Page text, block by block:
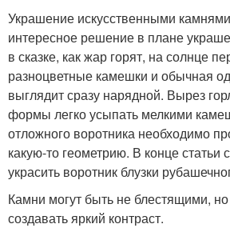
Украшение искусственными
интересное решение в плане
в сказке, как жар горят, на солнце
разноцветные камешки и обычная
выглядит сразу нарядной. Вырез
формы легко усыпать мелкими
отложного воротника необходимо
какую-то геометрию. В конце статьи
украсить воротник блузки
Камни могут быть не блестящими,
создавать яркий контраст.